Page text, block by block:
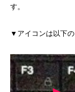
す。
▼アイコンは以下の